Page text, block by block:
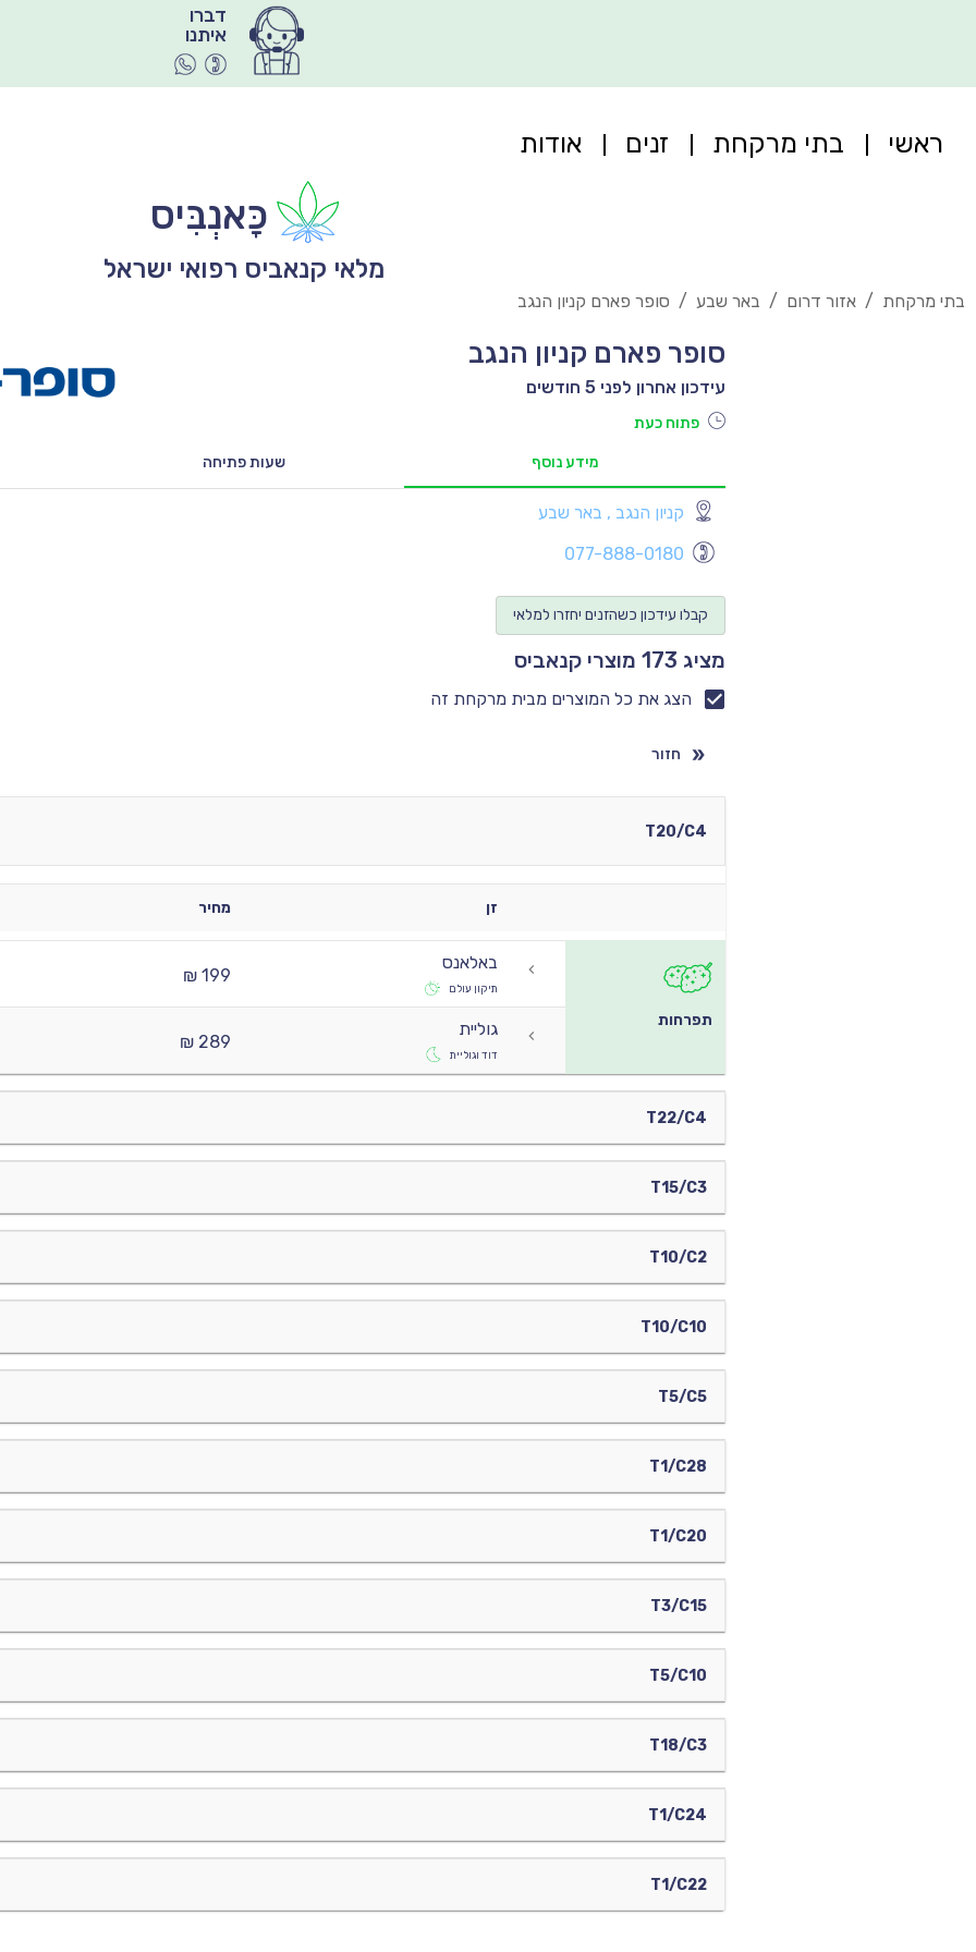
איתנו
ראשי בתי מרקחת זנים אודות
כָּאנְבִּיס
מלאי קנאביס רפואי ישראל
בתי מרקחת / אזור דרום / באר שבע / סופר פארם קניון הנגב
סופר פארם קניון הנגב
עידכון אחרון לפני 5 חודשים
פתוח כעת
מידע נוסף שעות פתיחה
קניון הנגב , באר שבע
077-888-0180
קבלו עידכון כשהזנים יחזרו למלאי
מציג 173 מוצרי קנאביס
הצג את כל המוצרים מבית מרקחת זה
חזור
T20/C4
זן מחיר
תפרחות
באלאנס
תיקון עולם
199 ₪
גוליית
דוד וגוליית
289 ₪
T22/C4
T15/C3
T10/C2
T10/C10
T5/C5
T1/C28
T1/C20
T3/C15
T5/C10
T18/C3
T1/C24
T1/C22